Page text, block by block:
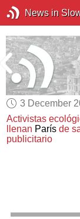
News in
3 December
Activistas
llenan Parísde
publicitario